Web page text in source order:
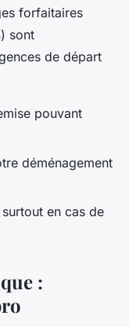
forfaitaires
) sont
de départ
pouvant
déménagement
en cas de
: